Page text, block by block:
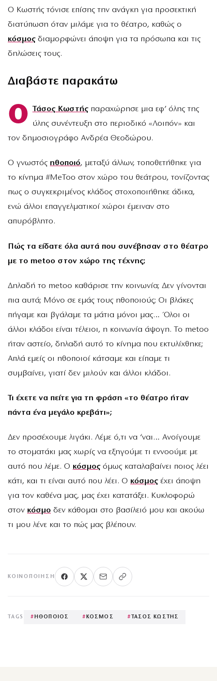
Ο Κωστής τόνισε επίσης την ανάγκη για προσεκτική
διατύπωση όταν μιλάμε για το θέατρο, καθώς ο
κόσμοςδιαμορφώνει άποψη για τα πρόσωπα και τις
δηλώσεις τους.
Διαβάστε παρακάτω
Ο Τάσος Κωστήςπαραχώρησε μια εφ’ όλης της
ύλης συνέντευξη στο περιοδικό «Λοιπόν» και
τον δημοσιογράφο Ανδρέα Θεοδώρου.
Ο γνωστός ηθοποιό, μεταξύ άλλων, τοποθετήθηκε για
το κίνημα #MeToo στον χώρο του θεάτρου, τονίζοντας
πως ο συγκεκριμένος κλάδος στοχοποιήθηκε άδικα,
ενώ άλλοι επαγγελματικοί χώροι έμειναν στο
απυρόβλητο.
Πώς τα είδατε όλα αυτά που συνέβησαν στο θέατρο
με το metoo στον χώρο της τέχνης;
Δηλαδή το metoo καθάρισε την κοινωνία; Δεν γίνονται
πια αυτά; Μόνο σε εμάς τους ηθοποιούς; Οι βλάκες
πήγαμε και βγάλαμε τα μάτια μόνοι μας… Όλοι οι
άλλοι κλάδοι είναι τέλειοι, η κοινωνία άψογη. Το metoo
ήταν αστείο, δηλαδή αυτό το κίνημα που εκτυλίχθηκε;
Απλά εμείς οι ηθοποιοί κάτσαμε και είπαμε τι
συμβαίνει, γιατί δεν μιλούν και άλλοι κλάδοι.
Τι έχετε να πείτε για τη φράση «το θέατρο ήταν
πάντα ένα μεγάλο κρεβάτι»;
Δεν προσέχουμε λιγάκι. Λέμε ό,τι να ‘ναι… Ανοίγουμε
το στοματάκι μας χωρίς να εξηγούμε τι εννοούμε με
αυτό που λέμε. Ο κόσμοςόμως καταλαβαίνει ποιος λέει
κάτι, και τι είναι αυτό που λέει. Ο κόσμοςέχει άποψη
για τον καθένα μας, μας έχει κατατάξει. Κυκλοφορώ
στον κόσμο δεν κάθομαι στο βασίλειό μου και ακούω
τι μου λένε και το πώς μας βλέπουν.
ΚΟΙΝΟΠΟΊΗΣΗ
TAGS #ΗΘΟΠΟΙΟΣ #ΚΟΣΜΟΣ # ΤΑΣΟΣ ΚΩΣΤΗΣ